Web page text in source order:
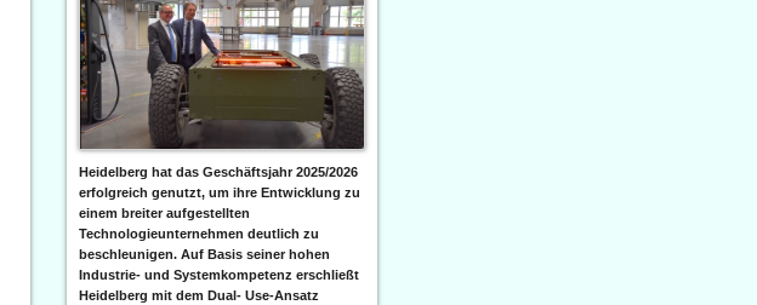
Heidelberg hat das Geschäftsjahr 2025/2026
erfolgreich genutzt, um ihre Entwicklung zu
einem breiter aufgestellten
Technologieunternehmen deutlich zu
beschleunigen. Auf Basis seiner hohen
Industrie- und Systemkompetenz erschließt
Heidelberg mit dem Dual- Use-Ansatz